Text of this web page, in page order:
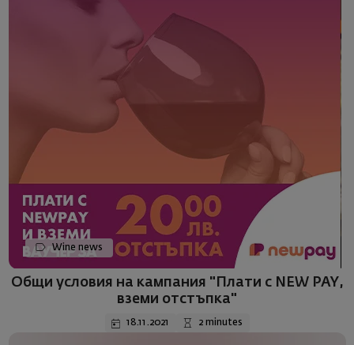
Wine news
Общи условия на кампания "Плати с NEW PAY,
вземи отстъпка"
18.11.2021 2 minutes